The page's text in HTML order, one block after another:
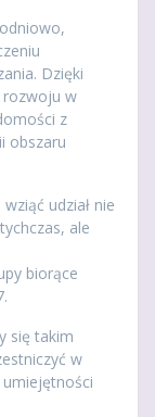
Dzięki
rozwoju w
z
obszaru
udział nie
ale
biorące
się takim
w